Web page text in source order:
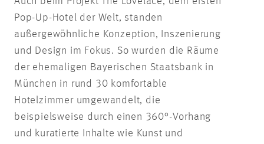
Pop-Up-Hotel der Welt, standen
außergewöhnliche Konzeption, Inszenierung
und Design im Fokus. So wurden die Räume
der ehemaligen Bayerischen Staatsbank in
München in rund 30 komfortable
Hotelzimmer umgewandelt, die
beispielsweise durch einen 360°-Vorhang
und kuratierte Inhalte wie Kunst und